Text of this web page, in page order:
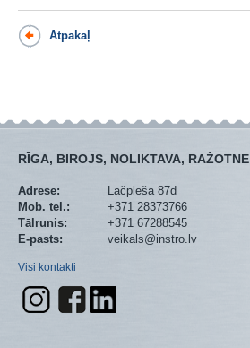
Atpakaļ
RĪGA, BIROJS, NOLIKTAVA, RAŽOTNE
Adrese:
Lāčplēša 87d
Mob. tel.:
+371 28373766
Tālrunis:
+371 67288545
E-pasts:
veikals@instro.lv
Visi kontakti